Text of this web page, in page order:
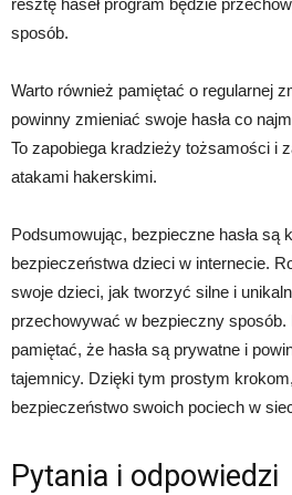
sposób.
Warto również pamiętać o regularnej
powinny zmieniać swoje hasła co
To zapobiega kradzieży tożsamości i
atakami hakerskimi.
Podsumowując, bezpieczne hasła są
bezpieczeństwa dzieci w internecie.
swoje dzieci, jak tworzyć silne i
przechowywać w bezpieczny
pamiętać, że hasła są prywatne i
tajemnicy. Dzięki tym prostym
bezpieczeństwo swoich pociech w
Pytania i odpowiedzi